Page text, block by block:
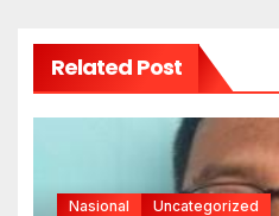
Related Post
Nasional Uncategorized